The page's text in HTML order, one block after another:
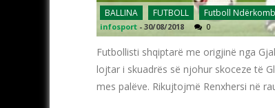
BALLINA FUTBOLL Futboll
infosport - 30/08/2018 0
Futbollisti shqiptarë me origjinë nga
lojtar i skuadrës së njohur skoceze të
mes palëve. Rikujtojmë Renxhersi në